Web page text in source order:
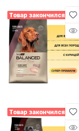
Товар закончился
Товар закончился